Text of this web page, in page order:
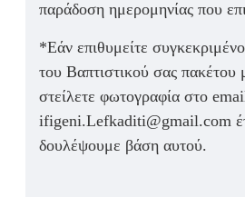
παράδοση ημερομηνίας που
*Εάν επιθυμείτε
του Βαπτιστικού σας πακέτου
στείλετε φωτογραφία στο
ifigeni.Lefkaditi@gmail.com
δουλέψουμε βάση αυτού.